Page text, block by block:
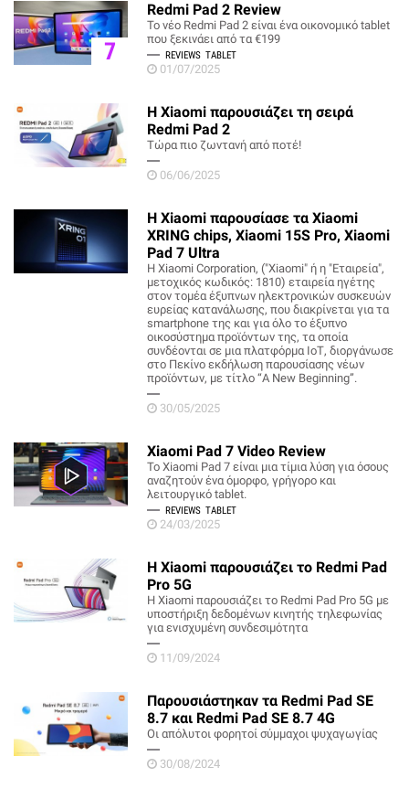
7
Redmi Pad 2 Review
Το νέο Redmi Pad 2 είναι ένα οικονομικό tablet
που ξεκινάει από τα €199
REVIEWS TABLET
01/07/2025
Η Xiaomi παρουσιάζει τη σειρά
Redmi Pad 2
Τώρα πιο ζωντανή από ποτέ!
06/06/2025
Η Xiaomi παρουσίασε τα Xiaomi
XRING chips, Xiaomi 15S Pro, Xiaomi
Pad 7 Ultra
Η Xiaomi Corporation, ("Xiaomi" ή η "Εταιρεία",
μετοχικός κωδικός: 1810) εταιρεία ηγέτης
στον τομέα έξυπνων ηλεκτρονικών συσκευών
ευρείας κατανάλωσης, που διακρίνεται για τα
smartphone της και για όλο το έξυπνο
οικοσύστημα προϊόντων της, τα οποία
συνδέονται σε μια πλατφόρμα ΙοΤ, διοργάνωσε
στο Πεκίνο εκδήλωση παρουσίασης νέων
προϊόντων, με τίτλο “A New Beginning”.
30/05/2025
Xiaomi Pad 7 Video Review
Το Xiaomi Pad 7 είναι μια τίμια λύση για όσους
αναζητούν ένα όμορφο, γρήγορο και
λειτουργικό tablet.
REVIEWS TABLET
24/03/2025
Η Xiaomi παρουσιάζει το Redmi Pad
Pro 5G
Η Xiaomi παρουσιάζει το Redmi Pad Pro 5G με
υποστήριξη δεδομένων κινητής τηλεφωνίας
για ενισχυμένη συνδεσιμότητα
11/09/2024
Παρουσιάστηκαν τα Redmi Pad SE
8.7 και Redmi Pad SE 8.7 4G
Oι απόλυτοι φορητοί σύμμαχοι ψυχαγωγίας
30/08/2024